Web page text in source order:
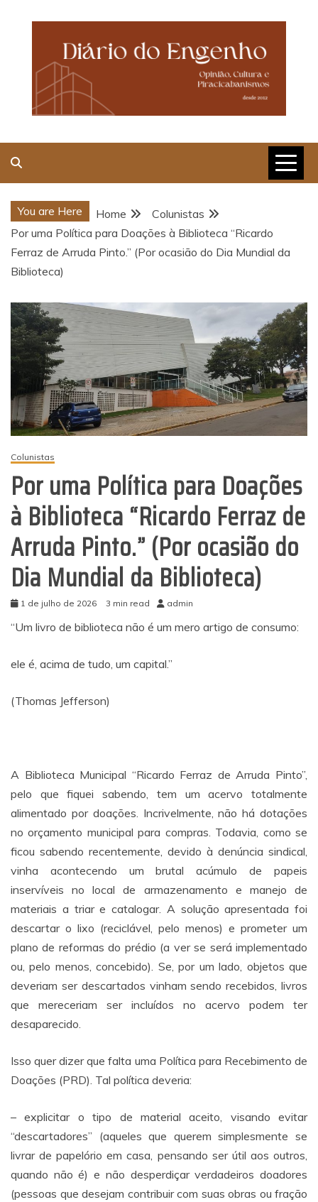
Opinião, Cultura e
You are Here Home
Colunistas
Por uma Política para Doações à Biblioteca “Ricardo
Ferraz de Arruda Pinto.” (Por ocasião do Dia Mundial da
Biblioteca)
Colunistas
Por uma Política para Doações
à Biblioteca “Ricardo Ferraz de
Arruda Pinto.” (Por ocasião do
Dia Mundial da Biblioteca)
1 de julho de 2026 3 min read admin
“Um livro de biblioteca não é um mero artigo de consumo:
ele é, acima de tudo, um capital.”
(Thomas Jefferson)
A Biblioteca Municipal “Ricardo Ferraz de Arruda Pinto”,
pelo que fiquei sabendo, tem um acervo totalmente
alimentado por doações. Incrivelmente, não há dotações
no orçamento municipal para compras. Todavia, como se
ficou sabendo recentemente, devido à denúncia sindical,
vinha acontecendo um brutal acúmulo de papeis
inservíveis no local de armazenamento e manejo de
materiais a triar e catalogar. A solução apresentada foi
descartar o lixo (reciclável, pelo menos) e prometer um
plano de reformas do prédio (a ver se será implementado
ou, pelo menos, concebido). Se, por um lado, objetos que
deveriam ser descartados vinham sendo recebidos, livros
que mereceriam ser incluídos no acervo podem ter
desaparecido.
Isso quer dizer que falta uma Política para Recebimento de
Doações (PRD). Tal política deveria:
– explicitar o tipo de material aceito, visando evitar
“descartadores” (aqueles que querem simplesmente se
livrar de papelório em casa, pensando ser útil aos outros,
quando não é) e não desperdiçar verdadeiros doadores
(pessoas que desejam contribuir com suas obras ou fração